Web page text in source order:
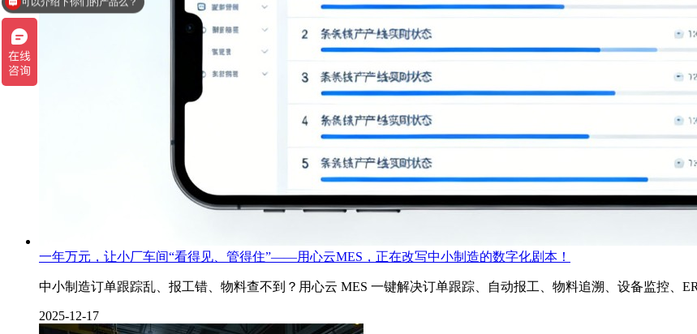
一年万元，让小厂车间“看得见、管得住”——用心云MES，正在改写中小制造的数字化剧本！
中小制造订单跟踪乱、报工错、物料查不到？用心云 MES 一键解决订单跟踪、自动报工、物料追溯、设备监控、
2025-12-17